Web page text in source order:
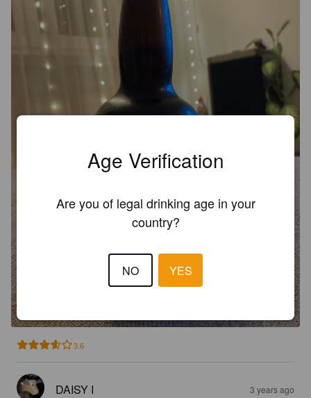
3.6
DAISY I 3 years ago
Age Verification
Are you of legal drinking age in your
country?
NO YES